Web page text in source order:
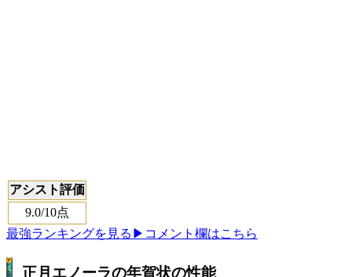
アシスト評価
9.0/10点
最強ランキングを見る ▶コメント欄はこちら
正月エノーラの年賀状の性能